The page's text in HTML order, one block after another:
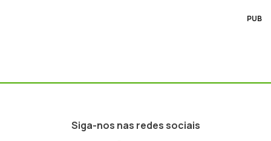
PUB
Siga-nos nas redes sociais